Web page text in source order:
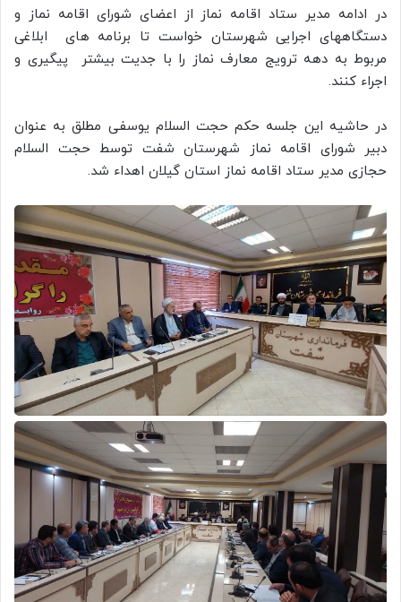
در ادامه مدیر ستاد اقامه نماز از اعضای شورای اقامه نماز و
دستگاههای اجرایی شهرستان خواست تا برنامه های ابلاغی
مربوط به دهه ترویج معارف نماز را با جدیت بیشتر پیگیری و
اجراء کنند.
در حاشیه این جلسه حکم حجت السلام یوسفی مطلق به عنوان
دبیر شورای اقامه نماز شهرستان شفت توسط حجت السلام
حجازی مدیر ستاد اقامه نماز استان گیلان اهداء شد.